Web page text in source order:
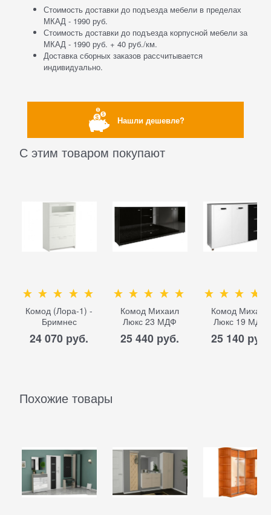
Стоимость доставки до подъезда мебели в пределах
МКАД - 1990 руб.
Стоимость доставки до подъезда корпусной мебели за
МКАД - 1990 руб. + 40 руб./км.
Доставка сборных заказов рассчитывается
индивидуально.
Нашли дешевле?
С этим товаром покупают
Комод (Лора-1) -
Бримнес
24 070 руб.
Комод Михаил
Люкс 23 МДФ
25 440 руб.
Комод Михаил
Люкс 19 МДФ
25 140 руб.
Похожие товары